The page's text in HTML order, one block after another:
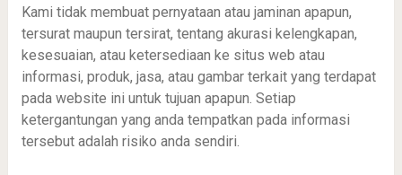
Kami tidak membuat pernyataan atau jaminan apapun,
tersurat maupun tersirat, tentang akurasi kelengkapan,
kesesuaian, atau ketersediaan ke situs web atau
informasi, produk, jasa, atau gambar terkait yang terdapat
pada website ini untuk tujuan apapun. Setiap
ketergantungan yang anda tempatkan pada informasi
tersebut adalah risiko anda sendiri.